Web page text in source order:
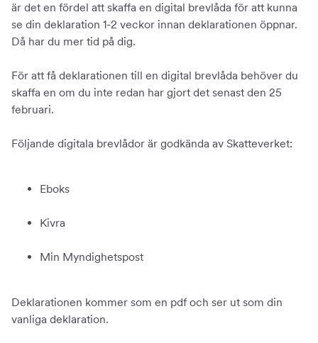
är det en fördel att skaffa en digital brevlåda för att kunna
se din deklaration 1-2 veckor innan deklarationen öppnar.
Då har du mer tid på dig.
För att få deklarationen till en digital brevlåda behöver du
skaffa en om du inte redan har gjort det senast den 25
februari.
Följande digitala brevlådor är godkända av Skatteverket:
Eboks
Kivra
Min Myndighetspost
Deklarationen kommer som en pdf och ser ut som din
vanliga deklaration.